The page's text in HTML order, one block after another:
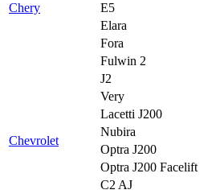
Chery
E5
Elara
Fora
Fulwin 2
J2
Very
Chevrolet
Lacetti J200
Nubira
Optra J200
Optra J200 Facelift
C2 AJ